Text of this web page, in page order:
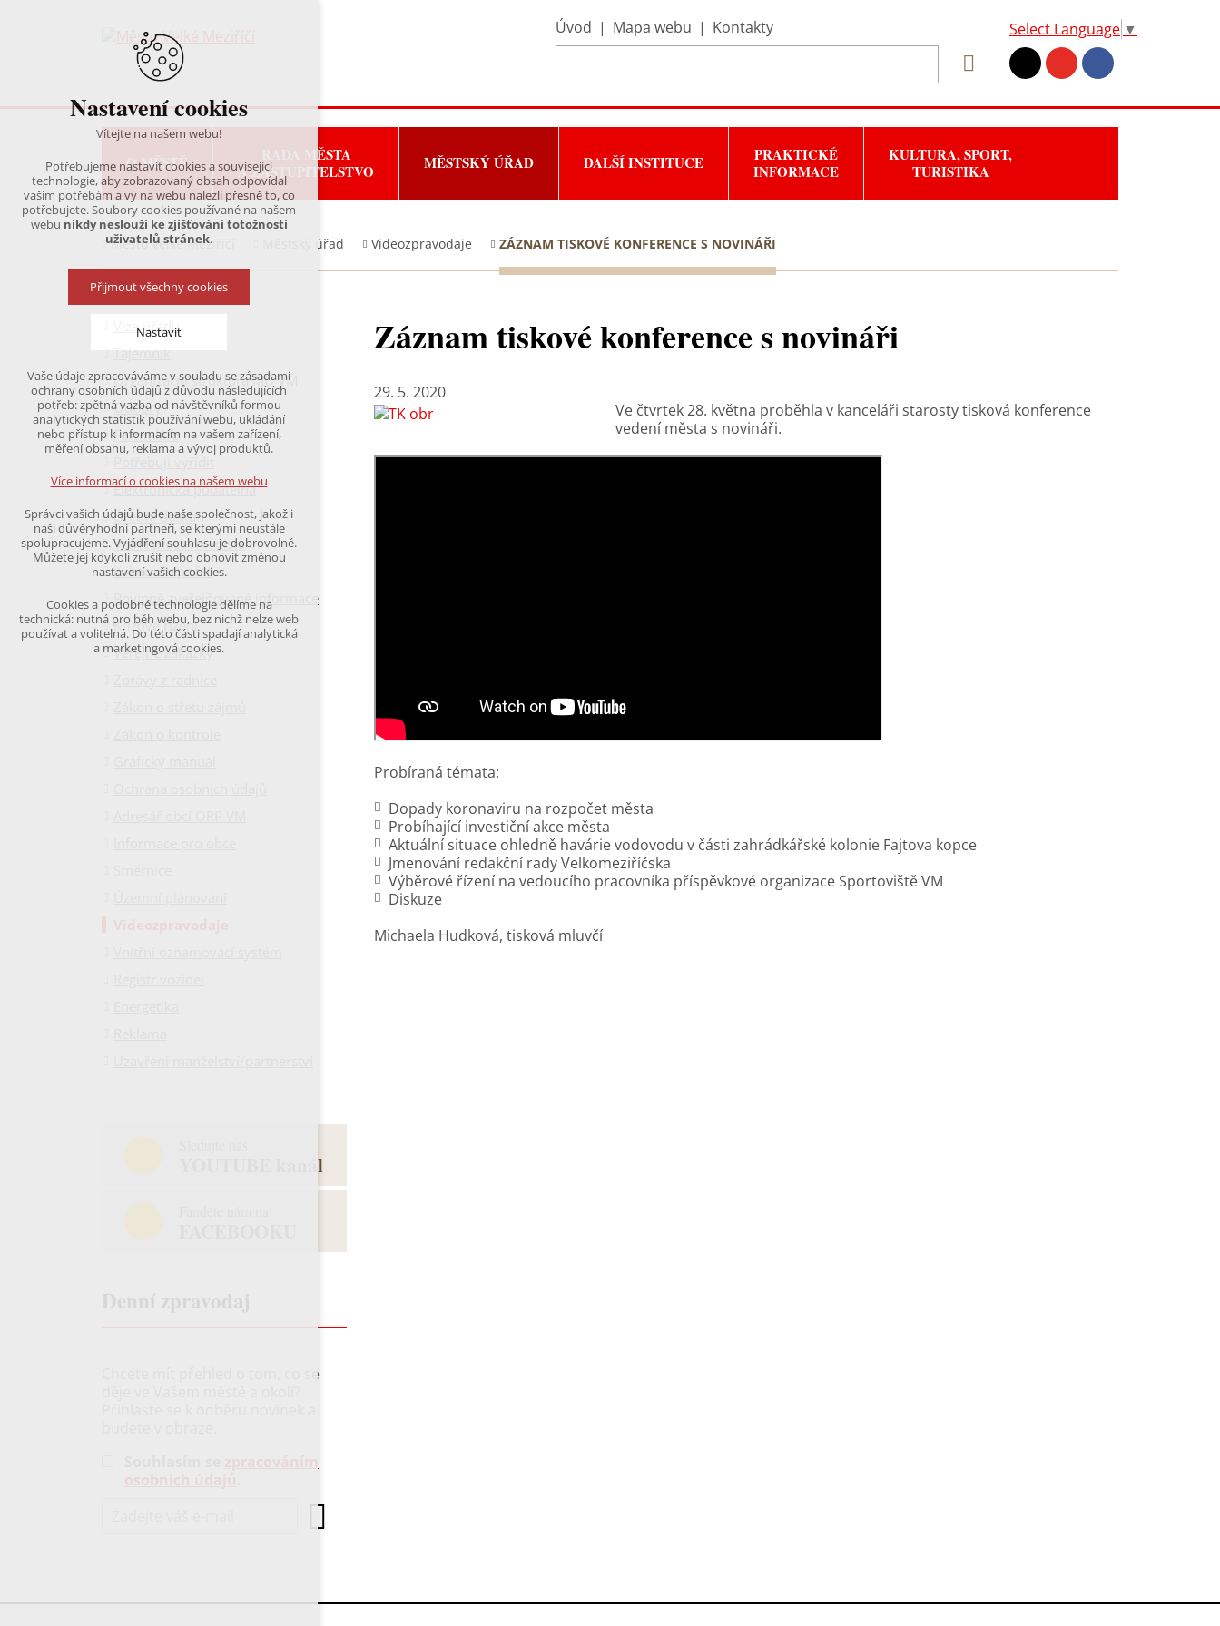
Úvod | Mapa webu | Kontakty Select Language ▼
O MĚSTĚ
RADA MĚSTA
A ZASTUPITELSTVO
MĚSTSKÝ ÚŘAD DALŠÍ INSTITUCE
PRAKTICKÉ
INFORMACE
KULTURA, SPORT,
TURISTIKA
Město Velké Meziříčí Městský úřad Videozpravodaje ZÁZNAM TISKOVÉ KONFERENCE S NOVINÁŘI
Záznam tiskové konference s novináři
29. 5. 2020
Ve čtvrtek 28. května proběhla v kanceláři starosty tisková konference
vedení města s novináři.
Probíraná témata:
Dopady koronaviru na rozpočet města
Probíhající investiční akce města
Aktuální situace ohledně havárie vodovodu v části zahrádkářské kolonie Fajtova kopce
Jmenování redakční rady Velkomeziříčska
Výběrové řízení na vedoucího pracovníka příspěvkové organizace Sportoviště VM
Diskuze
Michaela Hudková, tisková mluvčí
Vize úřadu
Tajemník
Organizační struktura MÚ VM
Odbory
Formuláře
Elektronická podatelna
Úřední deska
Volná pracovní místa
Klikací rozpočet
Povinně zveřejňované informace
Krizové řízení
Veřejné zakázky
YOUTUBE kanál
Chcete mít přehled o tom, co se
Nastavení cookies
Vítejte na našem webu!
Potřebujeme nastavit cookies a související
technologie, aby zobrazovaný obsah odpovídal
vašim potřebám a vy na webu nalezli přesně to, co
potřebujete. Soubory cookies používané na našem
webu nikdy neslouží ke zjišťování totožnosti
uživatelů stránek.
Přijmout všechny cookies
Nastavit
Technická cookies
nutná pro provozování webu
udržení kontextu stránek (session): případná
přihlášení, volby jazyka, apod.
analytická pro anonymizované vyhodnocení
návštěvnosti
marketingová cookies
(Google,Hotjar,Leadfeeder))
Více informací o cookies na našem webu
Přijmout všechny cookies
Odmítnout vše
Vaše údaje zpracováváme v souladu se zásadami
ochrany osobních údajů z důvodu následujících
potřeb: zpětná vazba od návštěvníků formou
analytických statistik používání webu, ukládání
nebo přístup k informacím na vašem zařízení,
měření obsahu, reklama a vývoj produktů.
Více informací o cookies na našem webu
Správci vašich údajů bude naše společnost, jakož i
naši důvěryhodní partneři, se kterými neustále
spolupracujeme. Vyjádření souhlasu je dobrovolné.
Můžete jej kdykoli zrušit nebo obnovit změnou
nastavení vašich cookies.
Cookies a podobné technologie dělíme na
technická: nutná pro běh webu, bez nichž nelze web
používat a volitelná. Do této části spadají analytická
a marketingová cookies.